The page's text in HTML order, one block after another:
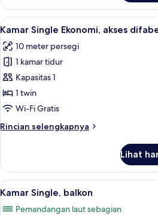
Kamar
Double,
balkon,
pemandangan
laut
terbatas
Lihat
semua
foto
untuk
Kamar
Single
Ekonomi,
difabel
5
Kamar Single Ekonomi, akses
10 meter persegi
1 kamar tidur
Kapasitas 1
1 twin
Wi-Fi Gratis
Rincian selengkapnya
Rincian
Kamar
Single
Ekonomi,
difabel
Lihat
Lihat
semua
4
Kamar Single, balkon
Pemandangan laut sebagian